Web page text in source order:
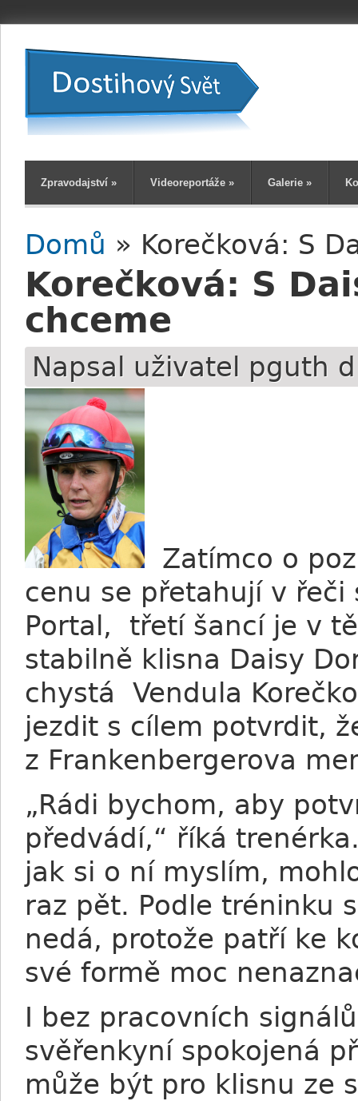
Zpravodajství » Videoreportáže » Galerie »
Jste zde
Domů » Korečková: S
Korečková: S
chceme
Napsal uživatel pguth
Zatímco o
cenu se přetahují v
Portal, třetí šancí je v
stabilně klisna Daisy
chystá Vendula
jezdit s cílem potvrdit,
z Frankenbergerova
„Rádi bychom, aby
předvádí,“ říká
jak si o ní myslím,
raz pět. Podle tréninku
nedá, protože patří ke
své formě moc
I bez pracovních
svěřenkyní spokojená
může být pro klisnu ze